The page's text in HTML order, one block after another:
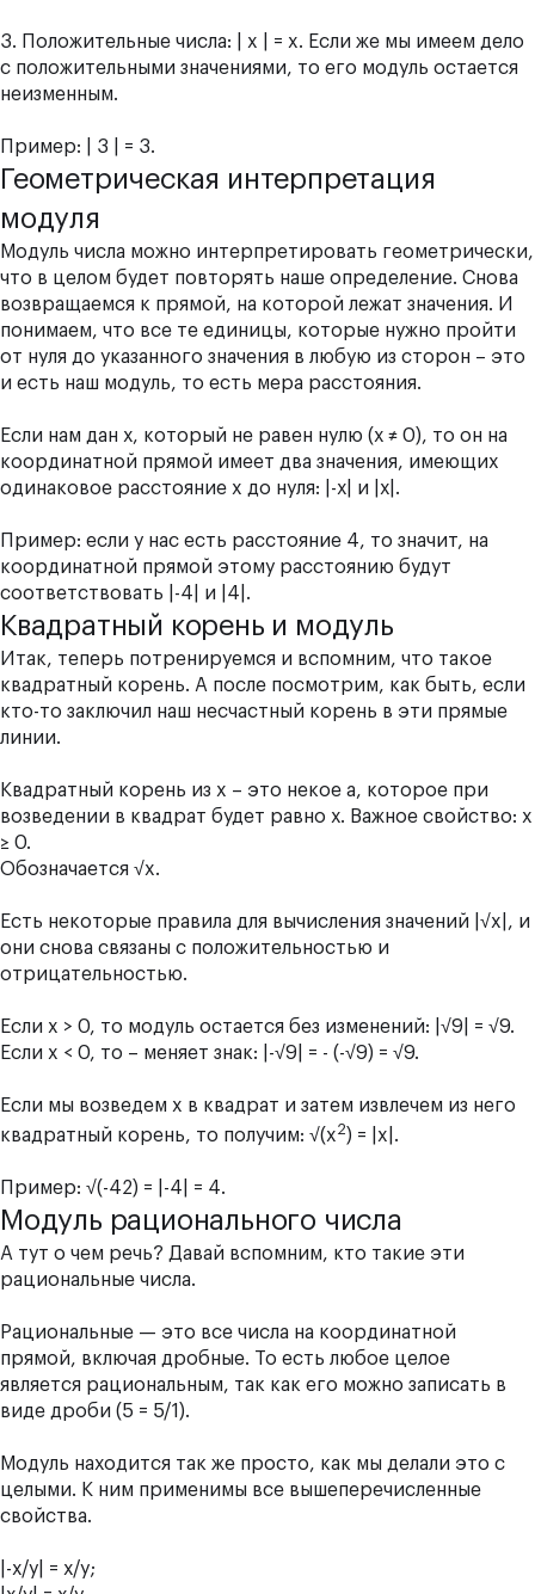
3. Положительные числа: | x | = x. Если же мы имеем дело
с положительными значениями, то его модуль остается
неизменным.
Пример: | 3 | = 3.
Геометрическая интерпретация
модуля
Модуль числа можно интерпретировать геометрически,
что в целом будет повторять наше определение. Снова
возвращаемся к прямой, на которой лежат значения. И
понимаем, что все те единицы, которые нужно пройти
от нуля до указанного значения в любую из сторон – это
и есть наш модуль, то есть мера расстояния.
Если нам дан х, который не равен нулю (х ≠ 0), то он на
координатной прямой имеет два значения, имеющих
одинаковое расстояние x до нуля: |-х| и |х|.
Пример: если у нас есть расстояние 4, то значит, на
координатной прямой этому расстоянию будут
соответствовать |-4| и |4|.
Квадратный корень и модуль
Итак, теперь потренируемся и вспомним, что такое
квадратный корень. А после посмотрим, как быть, если
кто-то заключил наш несчастный корень в эти прямые
линии.
Квадратный корень из x – это некое a, которое при
возведении в квадрат будет равно х. Важное свойство: х
≥ 0.
Обозначается √x.
Есть некоторые правила для вычисления значений |√x|, и
они снова связаны с положительностью и
отрицательностью.
Если x > 0, то модуль остается без изменений: |√9| = √9.
Если x < 0, то – меняет знак: |-√9| = - (-√9) = √9.
Если мы возведем x в квадрат и затем извлечем из него
квадратный корень, то получим: √(x2) = |x|.
Пример: √(-42) = |-4| = 4.
Модуль рационального числа
А тут о чем речь? Давай вспомним, кто такие эти
рациональные числа.
Рациональные — это все числа на координатной
прямой, включая дробные. То есть любое целое
является рациональным, так как его можно записать в
виде дроби (5 = 5/1).
Модуль находится так же просто, как мы делали это с
целыми. К ним применимы все вышеперечисленные
свойства.
|-х/у| = х/у;